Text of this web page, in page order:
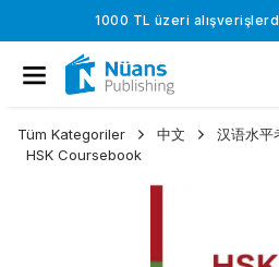
1000 TL üzeri
Tüm Kategoriler 中文
汉语水平
HSK Coursebook